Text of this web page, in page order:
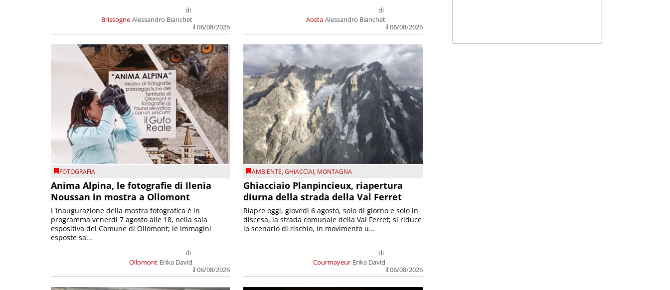
Brissogne
di
Alessandro Bianchet
il 06/08/2026
Aosta
di
Alessandro Bianchet
il 06/08/2026
FOTOGRAFIA
Anima Alpina, le fotografie di Ilenia
Noussan in mostra a Ollomont
Ollomont
di
Erika David
il 06/08/2026
L'inaugurazione della mostra fotografica è in
programma venerdì 7 agosto alle 18, nella sala
espositiva del Comune di Ollomont; le immagini
esposte sa...
AMBIENTE,GHIACCIAI, MONTAGNA
Ghiacciaio Planpincieux, riapertura
diurna della strada della Val Ferret
Courmayeur
di
Erika David
il 06/08/2026
Riapre oggi, giovedì 6 agosto, solo di giorno e solo in
discesa, la strada comunale della Val Ferret; si riduce
lo scenario di rischio, in movimento u...